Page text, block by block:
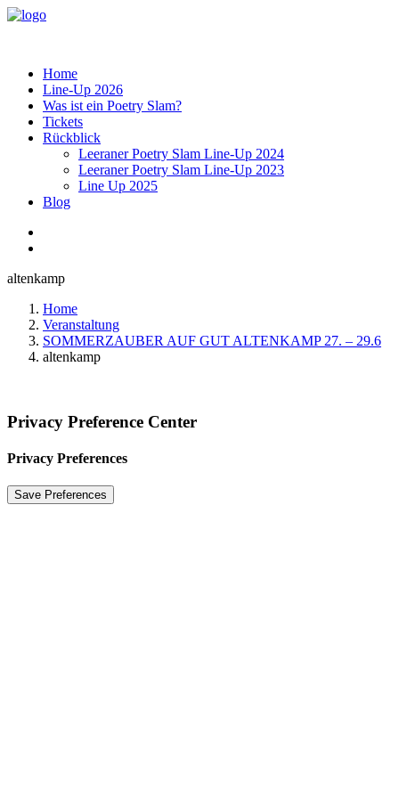
Home
Line-Up 2026
Was ist ein Poetry Slam?
Tickets
Rückblick
Leeraner Poetry Slam Line-Up 2024
Leeraner Poetry Slam Line-Up 2023
Line Up 2025
Blog
altenkamp
Home
Veranstaltung
SOMMERZAUBER AUF GUT ALTENKAMP 27. – 29.6
altenkamp
Privacy Preference Center
Privacy Preferences